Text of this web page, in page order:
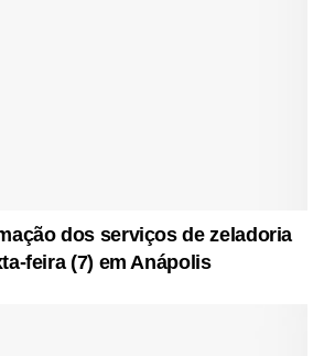
dos serviços de zeladoria
feira (7) em Anápolis